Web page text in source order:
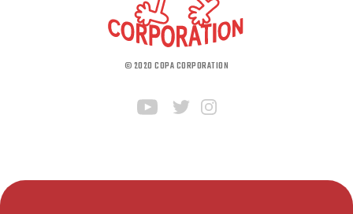
© 2020 COPA CORPORATION